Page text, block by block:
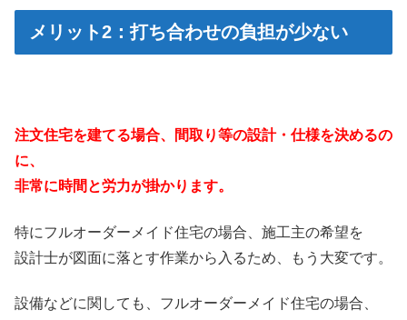
メリット2：打ち合わせの負担が少ない
注文住宅を建てる場合、間取り等の設計・仕様を決めるの
に、
非常に時間と労力が掛かります。
特にフルオーダーメイド住宅の場合、施工主の希望を
設計士が図面に落とす作業から入るため、もう大変です。
設備などに関しても、フルオーダーメイド住宅の場合、